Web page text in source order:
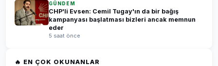
GÜNDEM
CHP'li Evsen: Cemil Tugay'ın da bir bağış
kampanyası başlatması bizleri ancak memnun
eder
5 saat önce
🔥 EN ÇOK OKUNANLAR